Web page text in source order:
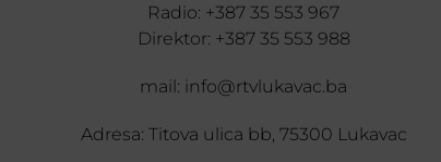
Radio: +387 35 553 967
Direktor: +387 35 553 988
mail: info@rtvlukavac.ba
Adresa: Titova ulica bb, 75300 Lukavac